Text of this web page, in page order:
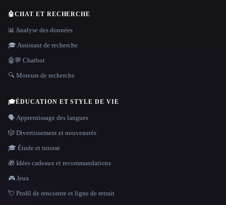
🤖CHAT ET RECHERCHE
📊 Analyse des données
🎓 Assistant de recherche
🤖💬 Chatbot
🔍 Moteurs de recherche
🎓ÉDUCATION ET STYLE DE VIE
🗣️ Apprentissage des langues
🎲 Divertissement et nouveautés
🎓 Étude et tutorat
🎁 Idées cadeaux et recommandations
🎮 Jeux
💘 Profil de rencontre et ligne de retrait